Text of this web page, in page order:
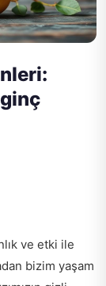
ve etki ile
bizim yaşam